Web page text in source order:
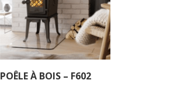
POÊLE À BOIS – F602